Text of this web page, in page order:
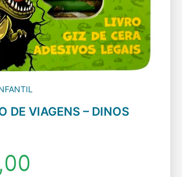
DE VIAGENS – DINOS